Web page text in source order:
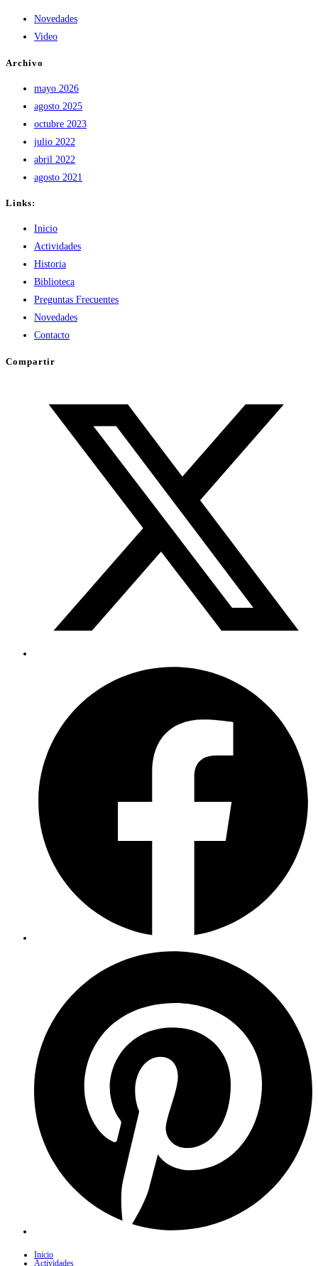
Novedades
Video
Archivo
mayo 2026
agosto 2025
octubre 2023
julio 2022
abril 2022
agosto 2021
Links:
Inicio
Actividades
Historia
Biblioteca
Preguntas Frecuentes
Novedades
Contacto
Compartir
Inicio
Actividades